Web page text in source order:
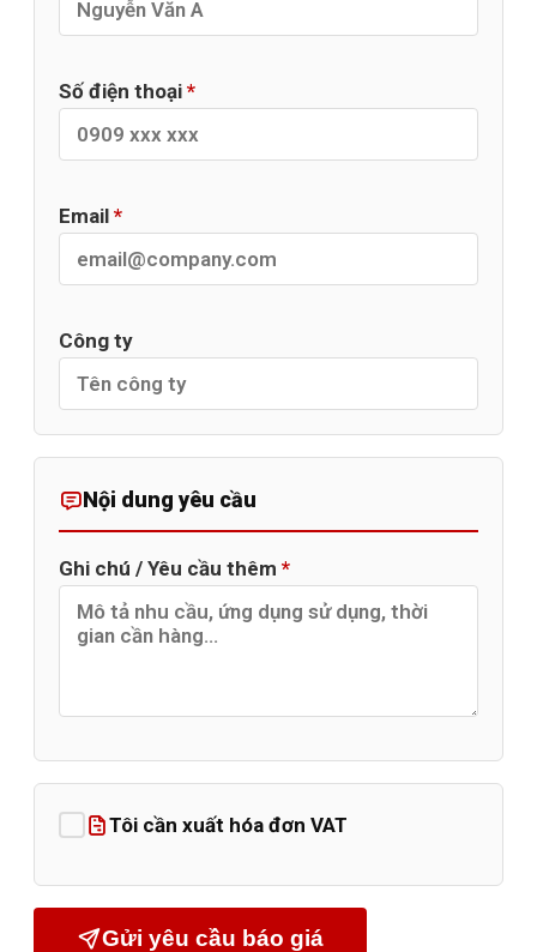
Số điện thoại *
Email *
Công ty
Nội dung yêu cầu
Ghi chú / Yêu cầu thêm *
Tôi cần xuất hóa đơn VAT
Gửi yêu cầu báo giá